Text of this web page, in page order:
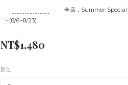
全店，Summer Special
- (8/6~8/23)
NT$1,480
顏色